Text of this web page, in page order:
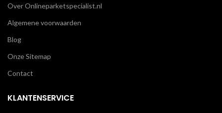
Over Onlineparketspecialist.nl
Algemene voorwaarden
Blog
Onze Sitemap
Contact
KLANTENSERVICE